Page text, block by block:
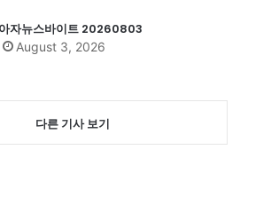
아자뉴스바이트 20260803
August 3, 2026
다른 기사 보기